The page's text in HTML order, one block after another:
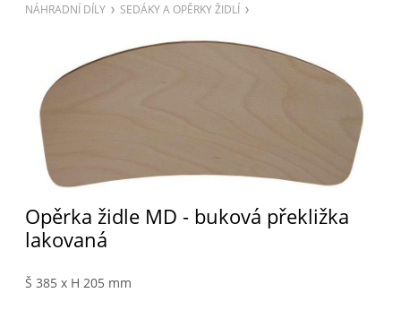
NÁHRADNÍ DÍLY SEDÁKY A OPĚRKY ŽIDLÍ
Opěrka židle MD - buková překližka
lakovaná
Š 385 x H 205 mm